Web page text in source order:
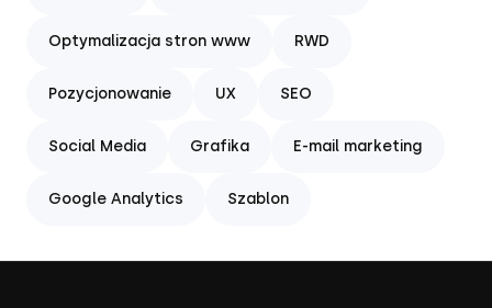
Optymalizacja stron www RWD
Pozycjonowanie UX SEO
Social Media Grafika E-mail marketing
Google Analytics Szablon